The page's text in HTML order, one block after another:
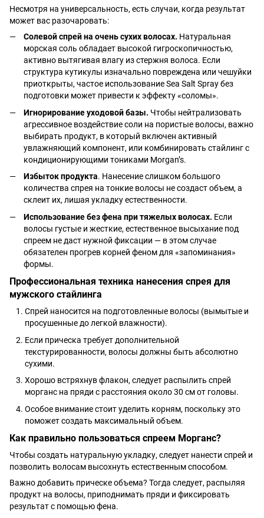
Несмотря на универсальность, есть случаи, когда результат
может вас разочаровать:
Солевой спрей на очень сухих волосах. Натуральная
морская соль обладает высокой гигроскопичностью,
активно вытягивая влагу из стержня волоса. Если
структура кутикулы изначально повреждена или чешуйки
приоткрыты, частое использование Sea Salt Spray без
подготовки может привести к эффекту «соломы».
Игнорирование уходовой базы. Чтобы нейтрализовать
агрессивное воздействие соли на пористые волосы, важно
выбирать продукт, в который включен активный
увлажняющий компонент, или комбинировать стайлинг с
кондиционирующими тониками Morgan’s.
Избыток продукта. Нанесение слишком большого
количества спрея на тонкие волосы не создаст объем, а
склеит их, лишая укладку естественности.
Использование без фена при тяжелых волосах. Если
волосы густые и жесткие, естественное высыхание под
спреем не даст нужной фиксации — в этом случае
обязателен прогрев корней феном для «запоминания»
формы.
Профессиональная техника нанесения спрея для
мужского стайлинга
Спрей наносится на подготовленные волосы (вымытые и
просушенные до легкой влажности).
Если прическа требует дополнительной
текстурированности, волосы должны быть абсолютно
сухими.
Хорошо встряхнув флакон, следует распылить спрей
морганс на пряди с расстояния около 30 см от головы.
Особое внимание стоит уделить корням, поскольку это
поможет создать максимальный объем.
Как правильно пользоваться спреем Морганс?
Чтобы создать натуральную укладку, следует нанести спрей и
позволить волосам высохнуть естественным способом.
Важно добавить прическе объема? Тогда следует, распыляя
продукт на волосы, приподнимать пряди и фиксировать
результат с помощью фена.